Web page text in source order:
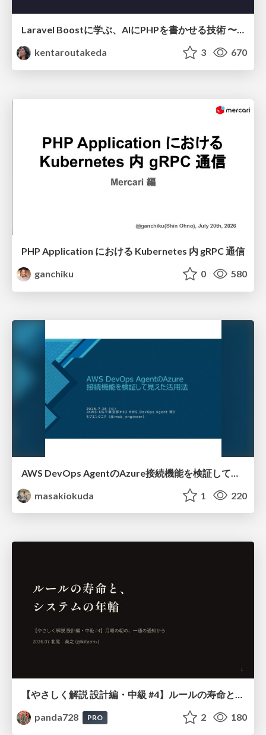
kentaroutakeda
3 670
PHP Application における Kubernetes 内 gRPC 通信
ganchiku
0 580
masakiokuda
1 220
【やさしく解説 設計編・中級 #4】ルールの寿命と、システムの年輪
panda728
PRO 2 180